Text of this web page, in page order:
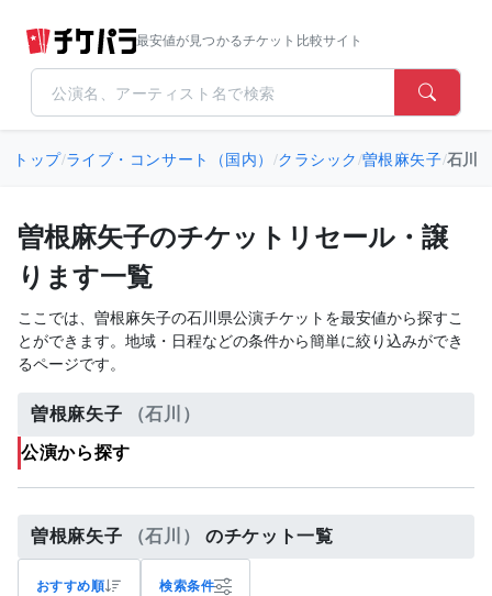
最安値が見つかるチケット比較サイト
トップ/ライブ・コンサート（国内） /クラシック /曽根麻矢子/石川
曽根麻矢子のチケットリセール・譲
ります一覧
ここでは、曽根麻矢子の石川県公演チケットを最安値から探すこ
とができます。地域・日程などの条件から簡単に絞り込みができ
るページです。
曽根麻矢子 （石川）
公演から探す
曽根麻矢子 （石川） のチケット一覧
おすすめ順 検索条件